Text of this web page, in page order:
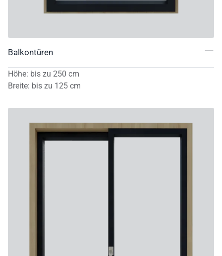
Balkontüren
Höhe: bis zu 250 cm
Breite: bis zu 125 cm